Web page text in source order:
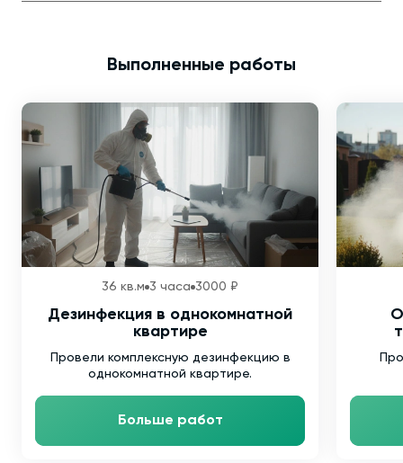
Выполненные работы
36 кв.м 3 часа 3000 ₽
Дезинфекция в однокомнатной
квартире
Провели комплексную дезинфекцию в
однокомнатной квартире.
Больше работ